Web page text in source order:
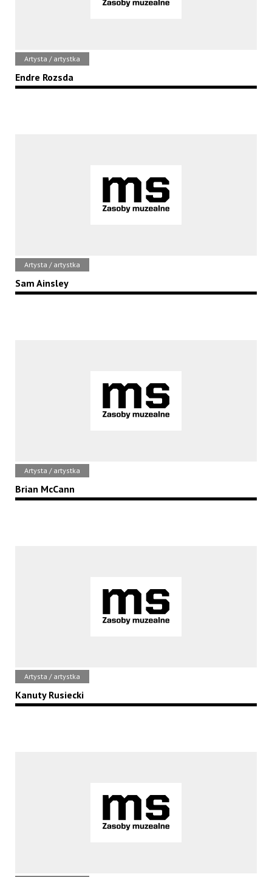
Artysta / artystka
Endre Rozsda
Artysta / artystka
Sam Ainsley
Artysta / artystka
Brian McCann
Artysta / artystka
Kanuty Rusiecki